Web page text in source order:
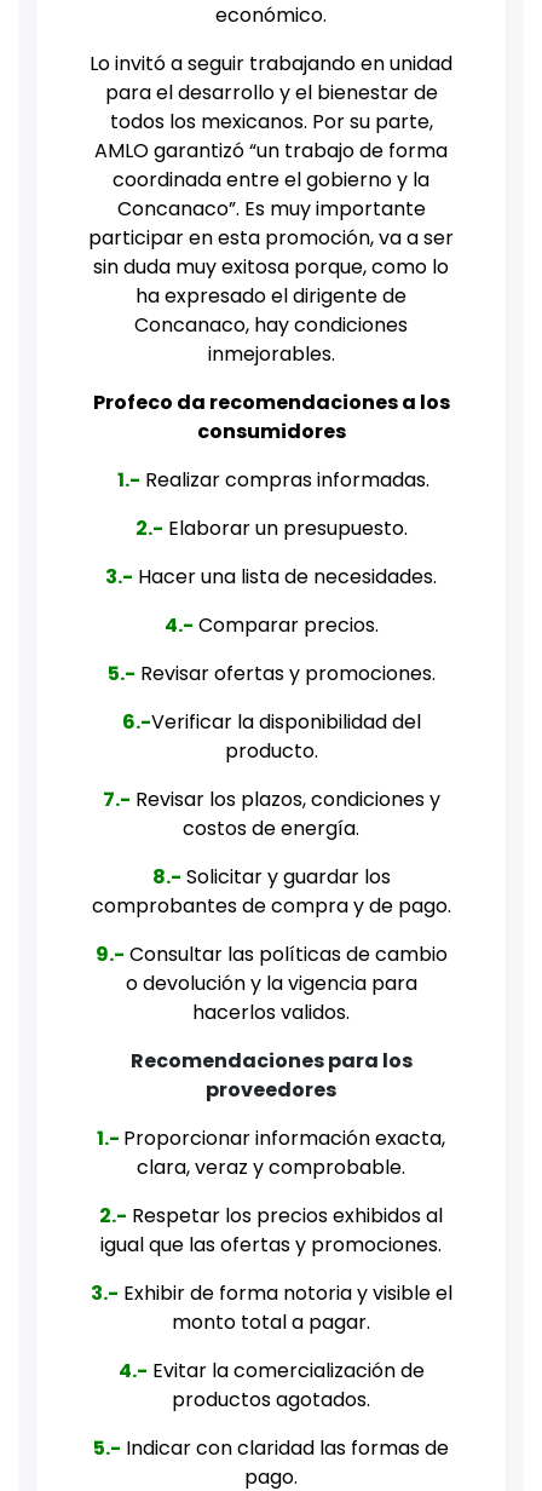
económico.
Lo invitó a seguir trabajando en unidad
para el desarrollo y el bienestar de
todos los mexicanos. Por su parte,
AMLO garantizó “un trabajo de forma
coordinada entre el gobierno y la
Concanaco”. Es muy importante
participar en esta promoción, va a ser
sin duda muy exitosa porque, como lo
ha expresado el dirigente de
Concanaco, hay condiciones
inmejorables.
Profeco da recomendaciones a los
consumidores
1.- Realizar compras informadas.
2.- Elaborar un presupuesto.
3.- Hacer una lista de necesidades.
4.- Comparar precios.
5.- Revisar ofertas y promociones.
6.-Verificar la disponibilidad del
producto.
7.- Revisar los plazos, condiciones y
costos de energía.
8.- Solicitar y guardar los
comprobantes de compra y de pago.
9.- Consultar las políticas de cambio
o devolución y la vigencia para
hacerlos validos.
Recomendaciones para los
proveedores
1.- Proporcionar información exacta,
clara, veraz y comprobable.
2.- Respetar los precios exhibidos al
igual que las ofertas y promociones.
3.- Exhibir de forma notoria y visible el
monto total a pagar.
4.- Evitar la comercialización de
productos agotados.
5.- Indicar con claridad las formas de
pago.